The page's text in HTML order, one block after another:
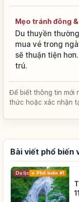
Mẹo tránh đông
Du thuyền
mua vé trong
sẽ thuận tiện
trú.
Để biết thông tin mới
thức hoặc xác nhận
Bài viết phổ biến
Du lịch Phổ biến #1